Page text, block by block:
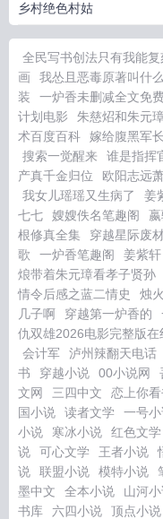
乡村绝色村姑
全民写书创法只有我能复
画
我怂且恶毒原著叫什么
装
一炉香未删减全文免
计划电影
朱慈炤和朱元
术百度百科
嫁给腹黑军
搜索一觉醒来
谁是指挥
产真千金归位
欧阳志远
我女儿瑶瑶又生病了
姜
七七
嫂嫂佚名笔趣阁
根修真全集
穿越星际废
歌
一炉香笔趣阁 姜紫轩
烺带着朱元璋看孝子贤孙
情令后感之蓝二情史
烛
几子啊
穿越第一炉香的
仇双雄2026电影完整版在
会计军
泸州辣翻天电话
书
穿越小说 00小说网
文网
三四中文 恋上你看
国小说
读者文学 一号
小说
寒冰小说 红色文学
说
可心文学 王者小说
说
联盟小说 模特小说
墨中文
全本小说 山河
书库
六四小说 顶点小说